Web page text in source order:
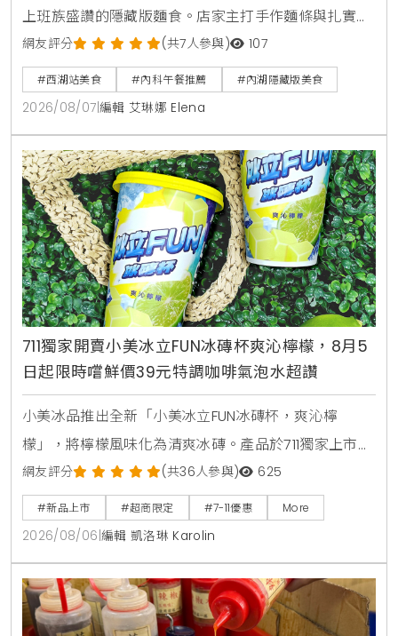
上班族盛讚的隱藏版麵食。店家主打手作麵條與扎實湯
頭，包含香濃的湖北熱乾麵搭配鮮肉餛飩湯套餐，還有
酸甜解膩的蕃茄紅燒牛肉麵疙瘩，以及吸飽湯汁的麻辣
臭豆腐白肉麵。本文完整收錄菜單三大亮點，交通資訊
與營業時間一次整理給您。
網友評分 (共7人參與) 107
#西湖站美食 #內科午餐推薦 #內湖隱藏版美食
2026/08/07 編輯 艾琳娜 Elena
711獨家開賣小美冰立FUN冰磚杯爽沁檸檬，8月5
日起限時嚐鮮價39元特調咖啡氣泡水超讚
小美冰品推出全新「小美冰立FUN冰磚杯，爽沁檸
檬」，將檸檬風味化為清爽冰磚。產品於711獨家上市，
2026年8月5日至9月1日享嚐鮮價39元。顆粒狀冰磚可
直接食用，也能加入氣泡水或咖啡混搭出夏日特調飲
品。
網友評分 (共36人參與) 625
#新品上市 #超商限定 #7-11優惠 More
2026/08/06 編輯 凱洛琳 Karolin